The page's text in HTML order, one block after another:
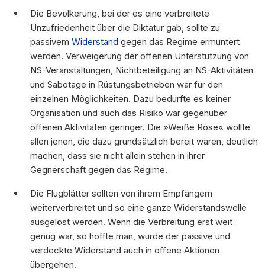
Die Bevölkerung, bei der es eine verbreitete
Unzufriedenheit über die Diktatur gab, sollte zu
passivem Widerstand gegen das Regime ermuntert
werden. Verweigerung der offenen Unterstützung von
NS-Veranstaltungen, Nichtbeteiligung an NS-Aktivitäten
und Sabotage in Rüstungsbetrieben war für den
einzelnen Möglichkeiten. Dazu bedurfte es keiner
Organisation und auch das Risiko war gegenüber
offenen Aktivitäten geringer. Die »Weiße Rose« wollte
allen jenen, die dazu grundsätzlich bereit waren, deutlich
machen, dass sie nicht allein stehen in ihrer
Gegnerschaft gegen das Regime.
Die Flugblätter sollten von ihrem Empfängern
weiterverbreitet und so eine ganze Widerstandswelle
ausgelöst werden. Wenn die Verbreitung erst weit
genug war, so hoffte man, würde der passive und
verdeckte Widerstand auch in offene Aktionen
übergehen.